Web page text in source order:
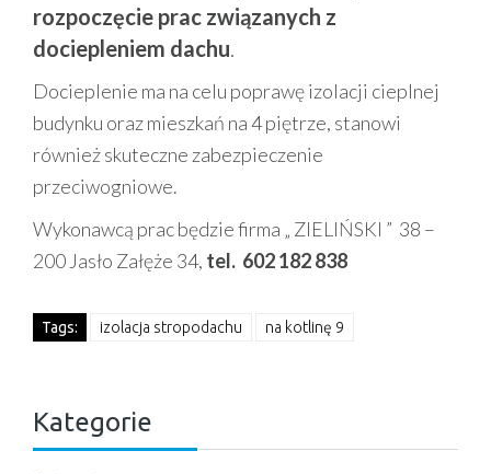
rozpoczęcie prac związanych z
dociepleniem dachu.
Docieplenie ma na celu poprawę izolacji cieplnej
budynku oraz mieszkań na 4 piętrze, stanowi
również skuteczne zabezpieczenie
przeciwogniowe.
Wykonawcą prac będzie firma „ ZIELIŃSKI ” 38 –
200 Jasło Załęże 34, tel. 602 182 838
Tags: izolacja stropodachu na kotlinę 9
Kategorie